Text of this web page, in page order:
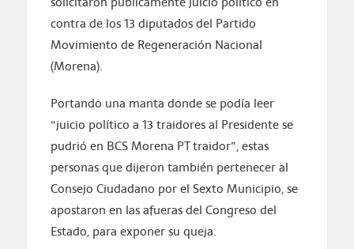
contra de los 13 diputados del Partido
Movimiento de Regeneración Nacional
(Morena).
Portando una manta donde se podía leer
“juicio político a 13 traidores al Presidente se
pudrió en BCS Morena PT traidor”, estas
personas que dijeron también pertenecer al
Consejo Ciudadano por el Sexto Municipio, se
apostaron en las afueras del Congreso del
Estado, para exponer su queja.